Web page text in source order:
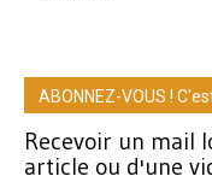
ABONNEZ-VOUS !
Recevoir un mail
article ou d'une